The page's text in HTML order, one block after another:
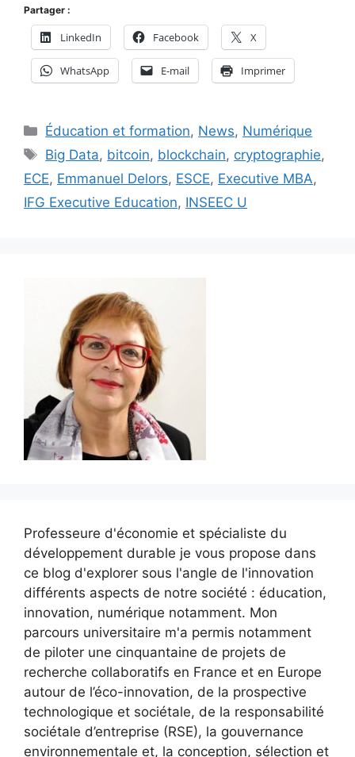
Partager :
LinkedIn Facebook X
WhatsApp E-mail Imprimer
Catégories
Éducation et formation, News, Numérique
Étiquettes
Big Data, bitcoin, blockchain, cryptographie,
ECE, Emmanuel Delors, ESCE, Executive MBA,
IFG Executive Education, INSEEC U
Professeure d'économie et spécialiste du
développement durable je vous propose dans
ce blog d'explorer sous l'angle de l'innovation
différents aspects de notre société : éducation,
innovation, numérique notamment. Mon
parcours universitaire m'a permis notamment
de piloter une cinquantaine de projets de
recherche collaboratifs en France et en Europe
autour de l’éco-innovation, de la prospective
technologique et sociétale, de la responsabilité
sociétale d’entreprise (RSE), la gouvernance
environnementale et, la conception, sélection et